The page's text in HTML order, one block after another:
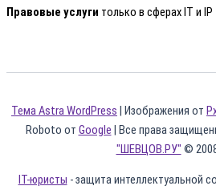
Правовые услуги только в сферах IT и IP
Тема Astra WordPress | Изображения от
Roboto от Google | Все права
"ШЕВЦОВ.РУ" ©
IT-юристы - защита интеллектуальной